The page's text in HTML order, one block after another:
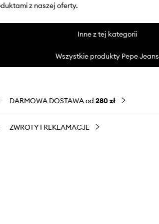
z naszej oferty.
Inne z tej kategorii
Wszystkie produkty Pepe Jeans
DARMOWA DOSTAWA od 280 zł
ZWROTY I REKLAMACJE